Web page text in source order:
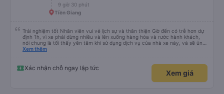
9 giờ 30 phút
Tiền Giang
Trải nghiệm tốt Nhân viên vui vẻ lịch sự và thân thiện Giờ đến có trễ hơn dự
định 1h, vì xe phải dừng nhiều và lên xuống hàng hóa và rước hành khách,
nói chung là tối thấy yên tâm khi sử dụng dịch vụ của nhà xe này, và sẽ ủng
hộ và giới thiệu cho người thân sử dụng dịch vụ của nhà xe này
Xem thêm
Xác nhận chỗ ngay lập tức
Xem giá